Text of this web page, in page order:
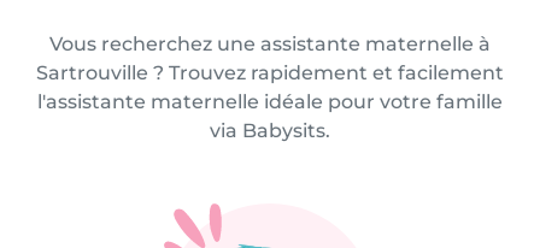
Vous recherchez une assistante maternelle à
Sartrouville ? Trouvez rapidement et facilement
l'assistante maternelle idéale pour votre famille
via Babysits.